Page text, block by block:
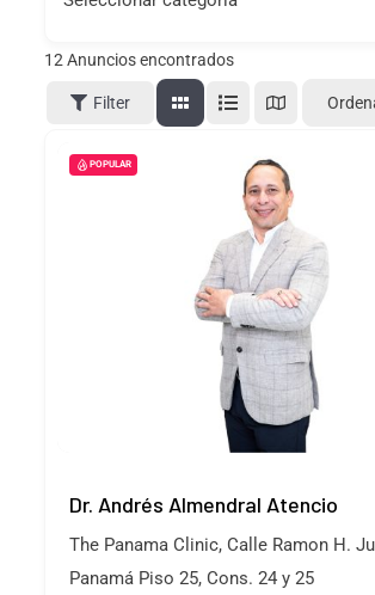
12 Anuncios encontrados
Filter
POPULAR
Dr. Andrés Almendral Atencio
The Panama Clinic, Calle Ramon H.
Panamá Piso 25, Cons. 24 y 25